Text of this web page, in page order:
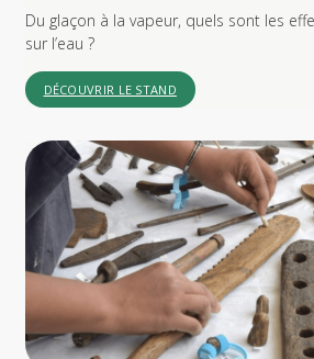
Du glaçon à la vapeur, quels sont les
sur l’eau ?
DÉCOUVRIR LE STAND